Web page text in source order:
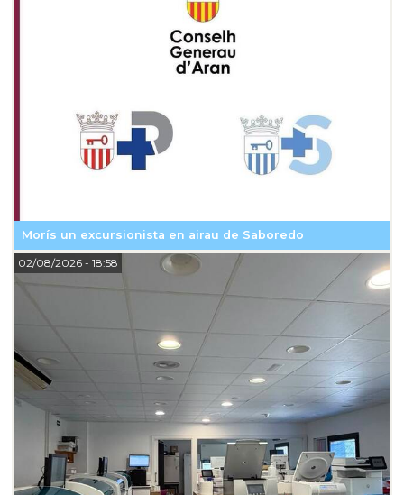
Morís un excursionista en airau de Saboredo
02/08/2026- 18:58